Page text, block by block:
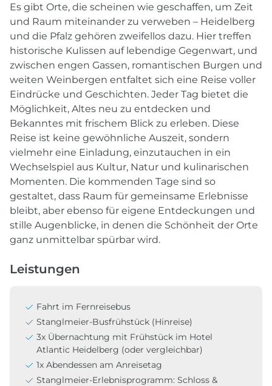
Es gibt Orte, die scheinen wie geschaffen, um Zeit
und Raum miteinander zu verweben – Heidelberg
und die Pfalz gehören zweifellos dazu. Hier treffen
historische Kulissen auf lebendige Gegenwart, und
zwischen engen Gassen, romantischen Burgen und
weiten Weinbergen entfaltet sich eine Reise voller
Eindrücke und Geschichten. Jeder Tag bietet die
Möglichkeit, Altes neu zu entdecken und
Bekanntes mit frischem Blick zu erleben. Diese
Reise ist keine gewöhnliche Auszeit, sondern
vielmehr eine Einladung, einzutauchen in ein
Wechselspiel aus Kultur, Natur und kulinarischen
Momenten. Die kommenden Tage sind so
gestaltet, dass Raum für gemeinsame Erlebnisse
bleibt, aber ebenso für eigene Entdeckungen und
stille Augenblicke, in denen die Schönheit der Orte
ganz unmittelbar spürbar wird.
Leistungen
Fahrt im Fernreisebus
Stanglmeier-Busfrühstück (Hinreise)
3x Übernachtung mit Frühstück im Hotel
Atlantic Heidelberg (oder vergleichbar)
1x Abendessen am Anreisetag
Stanglmeier-Erlebnisprogramm: Schloss &